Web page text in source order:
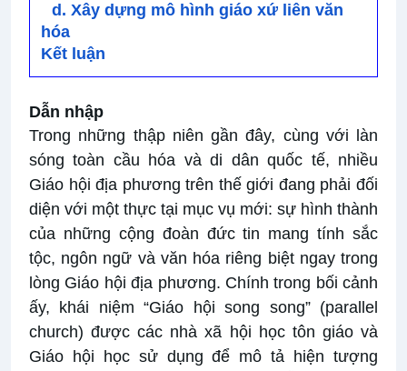
d. Xây dựng mô hình giáo xứ liên văn
hóa
Kết luận
Dẫn nhập
Trong những thập niên gần đây, cùng với làn
sóng toàn cầu hóa và di dân quốc tế, nhiều
Giáo hội địa phương trên thế giới đang phải đối
diện với một thực tại mục vụ mới: sự hình thành
của những cộng đoàn đức tin mang tính sắc
tộc, ngôn ngữ và văn hóa riêng biệt ngay trong
lòng Giáo hội địa phương. Chính trong bối cảnh
ấy, khái niệm “Giáo hội song song” (parallel
church) được các nhà xã hội học tôn giáo và
Giáo hội học sử dụng để mô tả hiện tượng